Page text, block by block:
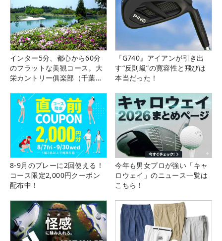
インター5分、都心から60分
のフラットな美観コース。大
栄カントリー俱楽部（千葉
『G740』アイアンが引き出
す“反則級”の寛容性と飛びは
本当だった！
8-9月のプレーに2回使える！
コース限定2,000円クーポン
配布中！
今年も男女プロが強い「キャ
ロウェイ」のニュース一覧は
こちら！